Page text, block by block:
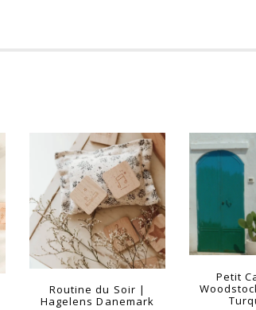
Routine du Soir |
Hagelens Danemark
Petit